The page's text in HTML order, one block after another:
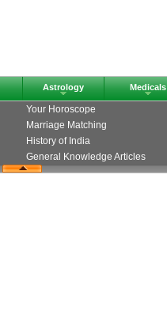
Astrology Medicals
Your Horoscope
Marriage Matching
History of India
General Knowledge Articles